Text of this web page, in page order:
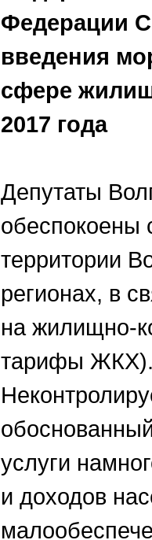
Федерации
введения
сфере
2017 года
Депутаты
обеспокоены
территории
регионах, в
на жилищно-
тарифы
услуги
и доходов